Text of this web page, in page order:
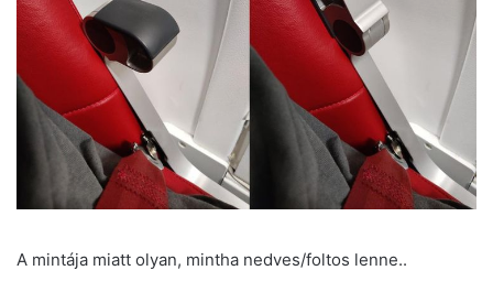
A mintája miatt olyan, mintha nedves/foltos lenne..